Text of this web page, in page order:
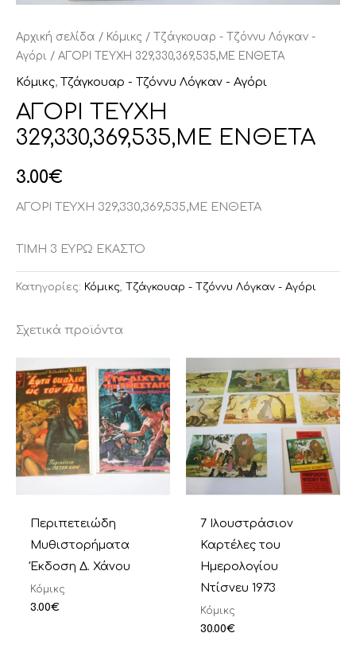
Αρχική σελίδα / Κόμικς /
Τζάγκουαρ - Τζόννυ Λόγκαν -
Αγόρι / ΑΓΟΡΙ ΤΕΥΧΗ 329,330,369,535,ΜΕ ΕΝΘΕΤΑ
Κόμικς, Τζάγκουαρ - Τζόννυ Λόγκαν - Αγόρι
ΑΓΟΡΙ ΤΕΥΧΗ
329,330,369,535,ΜΕ ΕΝΘΕΤΑ
3.00€
ΑΓΟΡΙ ΤΕΥΧΗ 329,330,369,535,ΜΕ ΕΝΘΕΤΑ
ΤΙΜΗ 3 ΕΥΡΩ ΕΚΑΣΤΟ
Κατηγορίες: Κόμικς Τζάγκουαρ - Τζόννυ Λόγκαν - Αγόρι
Σχετικά προϊόντα
Περιπετειώδη
Μυθιστορήματα
Έκδοση Δ. Χάνου
Κόμικς
3.00€
7 Ιλουστράσιον
Καρτέλες του
Ημερολογίου
Ντίσνευ 1973
Κόμικς
30.00€